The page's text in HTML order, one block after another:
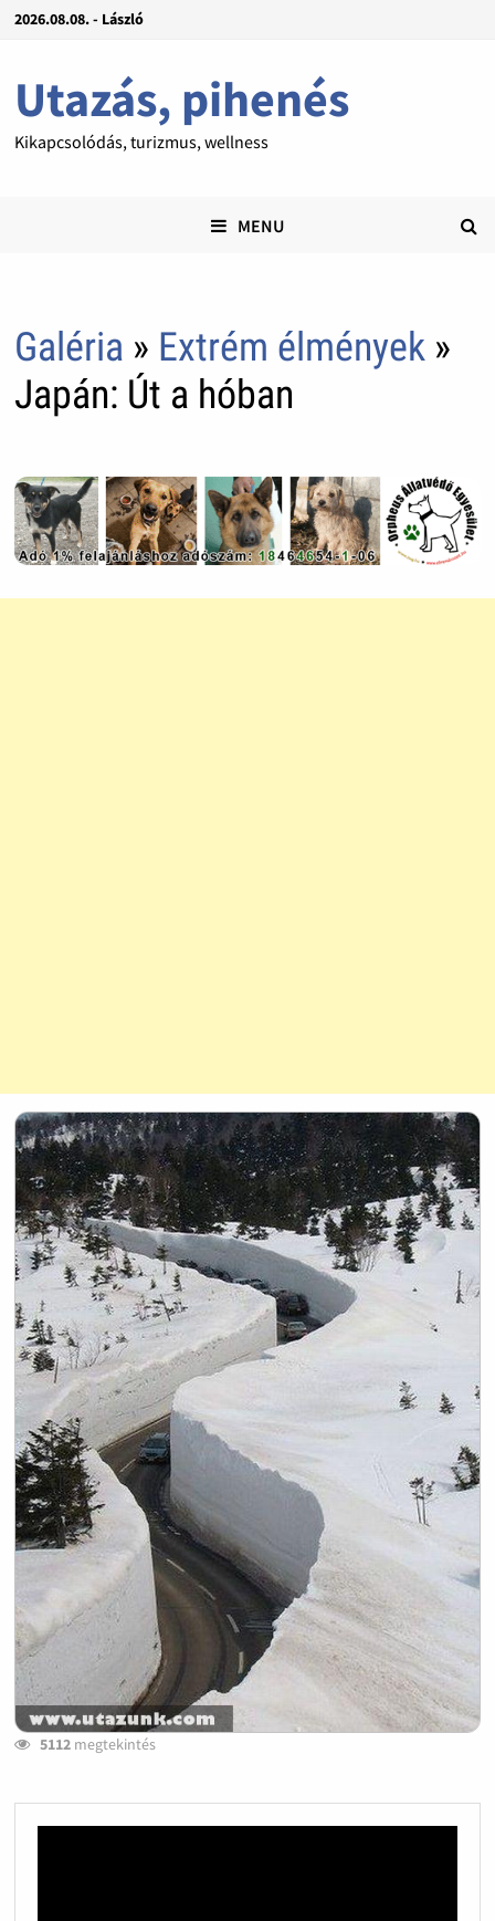
2026.08.08. - László
Utazás, pihenés
Kikapcsolódás, turizmus, wellness
MENU
Galéria » Extrém élmények»
Japán: Út a hóban
5112megtekintés